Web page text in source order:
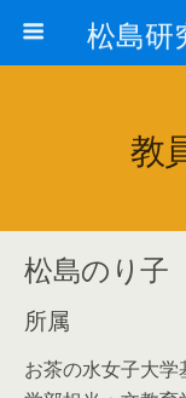
教
松島のり子（
所属
お茶の水女子大